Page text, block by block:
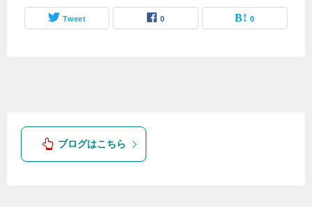
Tweet 0 0
ブログはこちら